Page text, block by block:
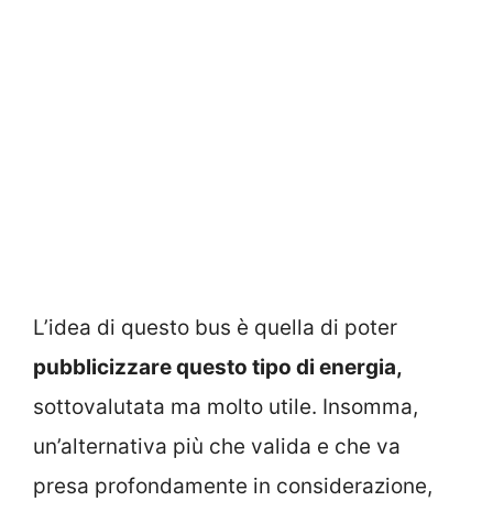
L’idea di questo bus è quella di poter
pubblicizzare questo tipo di energia,
sottovalutata ma molto utile. Insomma,
un’alternativa più che valida e che va
presa profondamente in considerazione,